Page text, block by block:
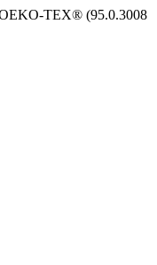
TEX® (95.0.3008